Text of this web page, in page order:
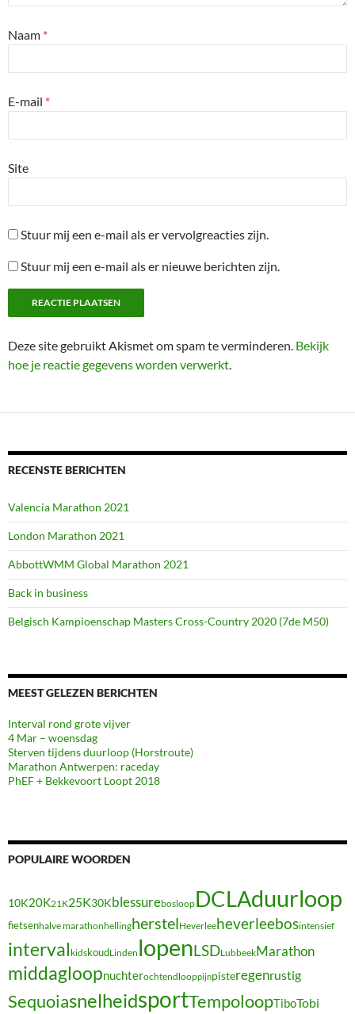
Naam *
E-mail *
Site
Stuur mij een e-mail als er vervolgreacties zijn.
Stuur mij een e-mail als er nieuwe berichten zijn.
Deze site gebruikt Akismet om spam te verminderen. Bekijk
hoe je reactie gegevens worden verwerkt
RECENSTE BERICHTEN
Valencia Marathon 2021
London Marathon 2021
AbbottWMM Global Marathon 2021
Back in business
Belgisch Kampioenschap Masters Cross-Country 2020 (7de M50)
MEEST GELEZEN BERICHTEN
Interval rond grote vijver
4 Mar – woensdag
Sterven tijdens duurloop (Horstroute)
Marathon Antwerpen: raceday
PhEF + Bekkevoort Loopt 2018
POPULAIRE WOORDEN
10K20K21K25K30KblessurebosloopDCLAduurloop
fietsenhalve marathonhellingherstelHeverleeheverleebosintensief
interval kidskoudLinden lopenLSDLubbeekMarathon
middagloopnuchterochtendlooppijnpisteregenrustig
SequoiasnelheidsportTempoloopTiboTobi